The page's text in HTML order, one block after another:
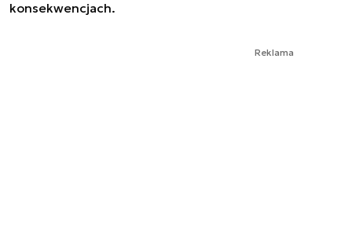
konsekwencjach.
Reklama